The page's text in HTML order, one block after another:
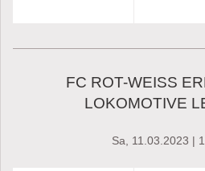
FC ROT-WEISS
LOKOMOTIVE
Sa, 11.03.2023 |